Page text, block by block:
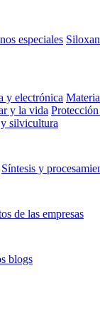
especiales
y electrónica
y la vida
silvicultura
Síntesis y
de las empresas
blogs